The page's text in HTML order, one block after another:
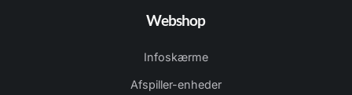
Webshop
Infoskærme
Afspiller-enheder